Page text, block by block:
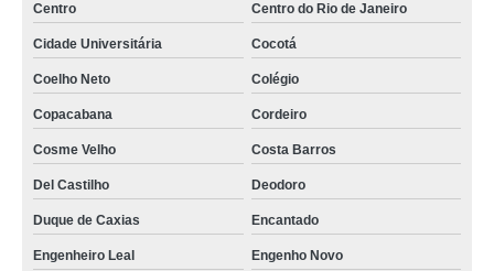
rack de ti metálico Jandira
rack ti parede valor Jardim Iguatemi
projeto para rack metálico de ti Brás de Pina
qual o preço de rack metálico de ti Engenho Novo
qual o preço de rack ti parede Del Castilho
rack ti parede metálico valor Parque do Carmo
Centro Centro do Rio de Janeiro
Cidade Universitária Cocotá
Coelho Neto Colégio
Copacabana Cordeiro
Cosme Velho Costa Barros
Del Castilho Deodoro
Duque de Caxias Encantado
Engenheiro Leal Engenho Novo